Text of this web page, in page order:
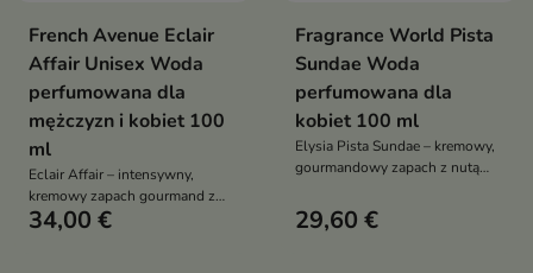
French Avenue Eclair
Affair Unisex Woda
perfumowana dla
mężczyzn i kobiet 100
ml
Eclair Affair – intensywny,
kremowy zapach gourmand z
nutą karmelu, wanilii i kokosa,
34,00 €
Fragrance World Pista
Sundae Woda
perfumowana dla
kobiet 100 ml
Elysia Pista Sundae – kremowy,
gourmandowy zapach z nutą
otula jak deser i zachwyca
słodką elegancją
29,60 €